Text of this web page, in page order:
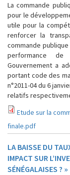
La commande
pour le
utile pour la
renforcer la
commande
performance de
Gouvernement a
portant code des
n°2011-04 du 6
relatifs
Etude sur la
finale.pdf
LA BAISSE DU
IMPACT SUR
SÉNÉGALAISES ? »